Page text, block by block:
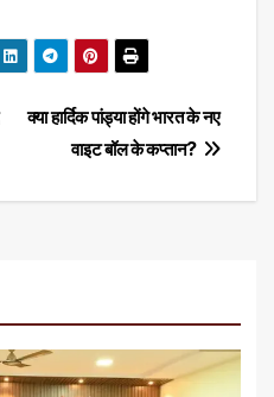
क्या हार्दिक पांड्या होंगे भारत के नए
वाइट बॉल के कप्तान?